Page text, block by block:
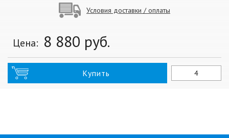
Условия доставки / оплаты
Цена: 8 880 руб.
Купить